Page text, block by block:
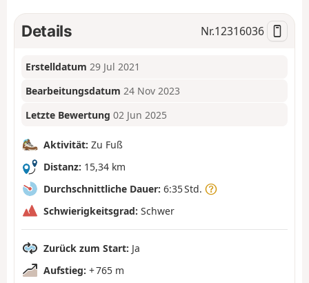
Details Nr.12316036
Erstelldatum 29 Jul 2021
Bearbeitungsdatum 24 Nov 2023
Letzte Bewertung 02 Jun 2025
Aktivität: Zu Fuß
Distanz: 15,34 km
Durchschnittliche Dauer: 6:35 Std.
Schwierigkeitsgrad: Schwer
Zurück zum Start: Ja
Aufstieg: + 765 m